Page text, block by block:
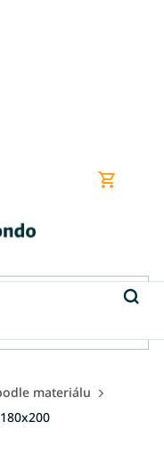
Nákupní
materiálu